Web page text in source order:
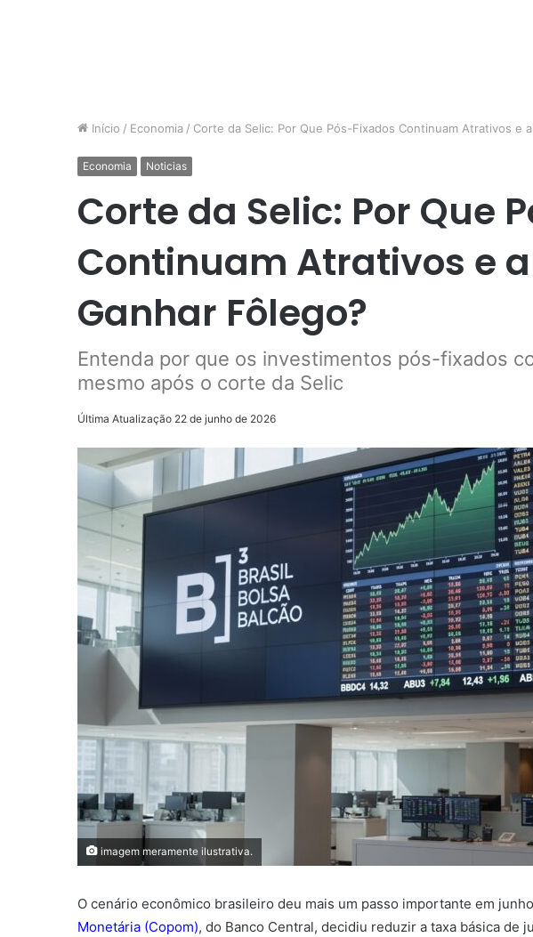
Início / Economia / Corte da Selic: Por Que Pós-Fixados Continuam Atrativos e
Economia Noticias
Corte da Selic: Por Que
Continuam Atrativos e
Ganhar Fôlego?
Entenda por que os investimentos pós-fixados
mesmo após o corte da Selic
Última Atualização 22 de junho de 2026
imagem meramente ilustrativa.
O cenário econômico brasileiro deu mais um passo importante em
Monetária (Copom), do Banco Central, decidiu reduzir a taxa básica de